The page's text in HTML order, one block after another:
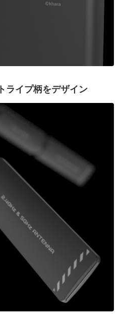
ライプ柄をデザイン